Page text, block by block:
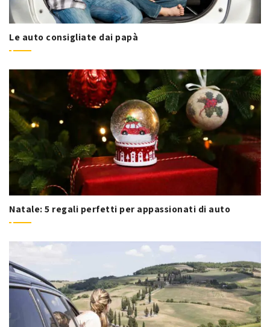
Le auto consigliate dai papà
Natale: 5 regali perfetti per appassionati di auto